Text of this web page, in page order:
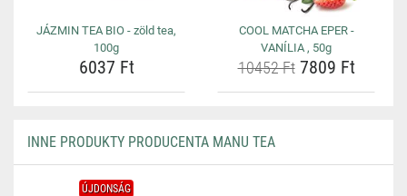
JÁZMIN TEA BIO - zöld tea,
100g
6037 Ft
COOL MATCHA EPER -
VANÍLIA , 50g
10452 Ft7809 Ft
INNE PRODUKTY PRODUCENTA MANU TEA
ÚJDONSÁG